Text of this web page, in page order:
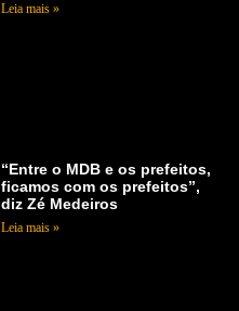
Leia mais »
“Entre o MDB e os prefeitos,
ficamos com os prefeitos”,
diz Zé Medeiros
Leia mais »